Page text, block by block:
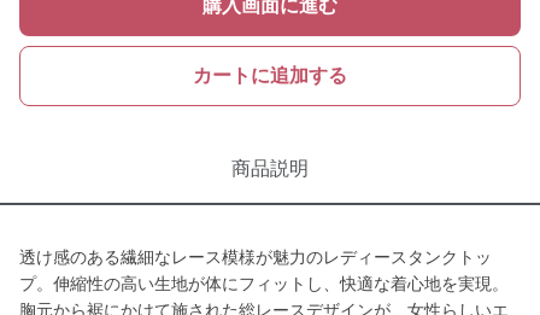
購入画面に進む
カートに追加する
商品説明
透け感のある繊細なレース模様が魅力のレディースタンクトッ
プ。伸縮性の高い生地が体にフィットし、快適な着心地を実現。
胸元から裾にかけて施された総レースデザインが、女性らしいエ